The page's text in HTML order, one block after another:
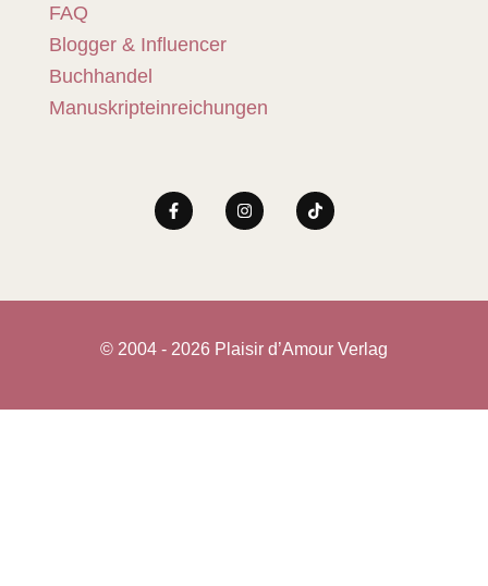
FAQ
Blogger & Influencer
Buchhandel
Manuskripteinreichungen
© 2004 - 2026 Plaisir d’Amour Verlag